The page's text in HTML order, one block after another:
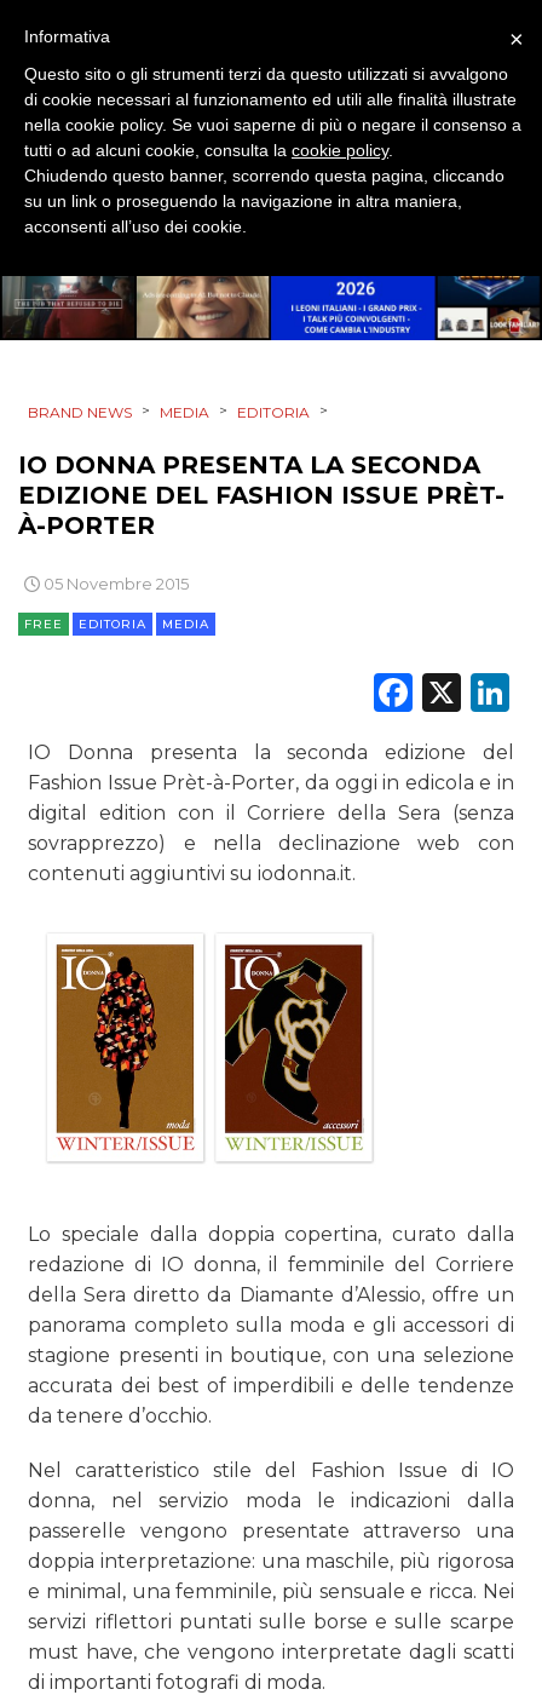
PROMOZIONI
PRODOTTI
PUNTI VENDITA
STRATEGIE
DIGITALE
ESTERNA
RICERCHE
PREVISIONI/SCENARI
NORMATIVE
TREND
OPINIONI
BRAND NEWS > MEDIA > EDITORIA >
IO DONNA PRESENTA LA SECONDA
EDIZIONE DEL FASHION ISSUE PRÈT-
À-PORTER
05 Novembre 2015
FREE EDITORIA MEDIA
X
IO Donna presenta la seconda edizione del
Fashion Issue Prèt-à-Porter, da oggi in edicola e in
digital edition con il Corriere della Sera (senza
sovrapprezzo) e nella declinazione web con
contenuti aggiuntivi su iodonna.it.
Lo speciale dalla doppia copertina, curato dalla
redazione di IO donna, il femminile del Corriere
della Sera diretto da Diamante d’Alessio, offre un
panorama completo sulla moda e gli accessori di
stagione presenti in boutique, con una selezione
accurata dei best of imperdibili e delle tendenze
da tenere d’occhio.
Nel caratteristico stile del Fashion Issue di IO
donna, nel servizio moda le indicazioni dalla
passerelle vengono presentate attraverso una
doppia interpretazione: una maschile, più rigorosa
e minimal, una femminile, più sensuale e ricca. Nei
servizi riflettori puntati sulle borse e sulle scarpe
must have, che vengono interpretate dagli scatti
di importanti fotografi di moda.
×
Informativa
Questo sito o gli strumenti terzi da questo utilizzati si avvalgono
di cookie necessari al funzionamento ed utili alle finalità illustrate
nella cookie policy. Se vuoi saperne di più o negare il consenso a
tutti o ad alcuni cookie, consulta la cookie policy.
Chiudendo questo banner, scorrendo questa pagina, cliccando
su un link o proseguendo la navigazione in altra maniera,
acconsenti all’uso dei cookie.